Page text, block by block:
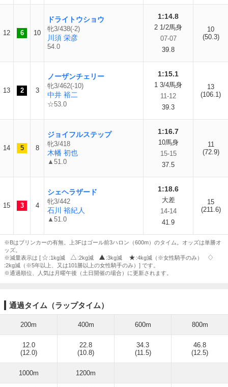
12 6 10
ドライトウショウ
牝3/438(-2)
川須 栄彦
54.0
1:14.8
2 1/2馬身
07-07
39.8
10
(50.3)
13 2 3
ノーザンチェリー
牝3/462(-10)
中井 裕二
☆53.0
1:15.1
1 3/4馬身
11-12
39.3
13
(106.1)
14 5 8
ジョイフルステップ
牝3/418
木幡 初也
▲51.0
1:16.7
10馬身
15-15
37.5
11
(72.9)
15 3 4
シェヘラザード
牝3/442
石川 裕紀人
▲51.0
1:18.6
大差
14-14
41.9
15
(211.6)
※Bはブリンカーの有無。上3Fはゴール前3ハロン（600m）のタイム。オッズは単勝オ
ッズ。
※減量表示は [
:1kg減 :2kg減 :3kg減
:4kg減（※女性騎手のみ）
:2kg減（※5年以上、又は101勝以上の女性騎手のみ）] です。
※通過順位、人気は月曜午後（土日開催の場合）に更新されます。
通過タイム（ラップタイム）
200m 400m 600m 800m
12.0
(12.0)
22.8
(10.8)
34.3
(11.5)
46.8
(12.5)
1000m 1200m